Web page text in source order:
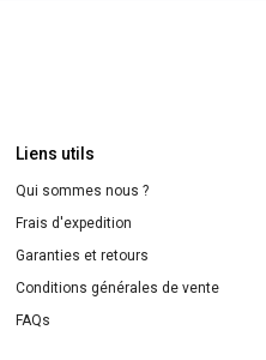
Liens utils
Qui sommes nous ?
Frais d'expedition
Garanties et retours
Conditions générales de vente
FAQs